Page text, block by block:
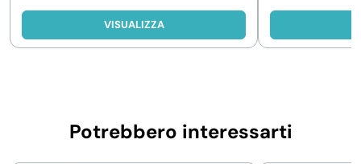
VISUALIZZA
Potrebbero interessarti